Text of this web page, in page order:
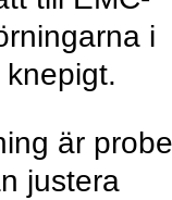
i
är
justera